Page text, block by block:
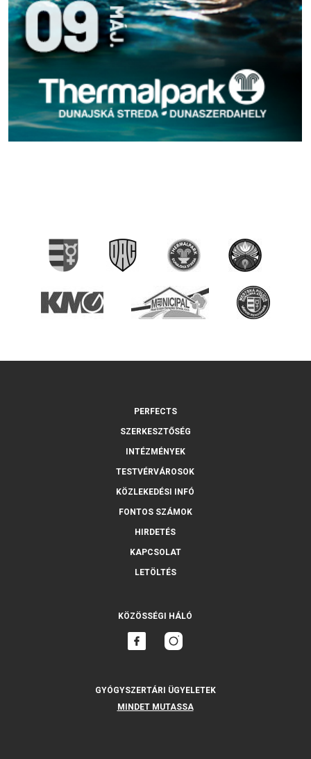
PERFECTS
SZERKESZTŐSÉG
INTÉZMÉNYEK
TESTVÉRVÁROSOK
KÖZLEKEDÉSI INFÓ
FONTOS SZÁMOK
HIRDETÉS
KAPCSOLAT
LETÖLTÉS
KÖZÖSSÉGI HÁLÓ
GYÓGYSZERTÁRI ÜGYELETEK
MINDET MUTASSA